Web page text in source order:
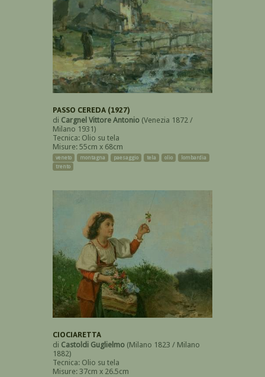
PASSO CEREDA (1927)
di Cargnel Vittore Antonio (Venezia 1872 /
Milano 1931)
Tecnica: Olio su tela
Misure: 55cm x 68cm
veneto montagna paesaggio tela olio
lombardia
trento
CIOCIARETTA
di Castoldi Guglielmo (Milano 1823 / Milano
1882)
Tecnica: Olio su tela
Misure: 37cm x 26.5cm